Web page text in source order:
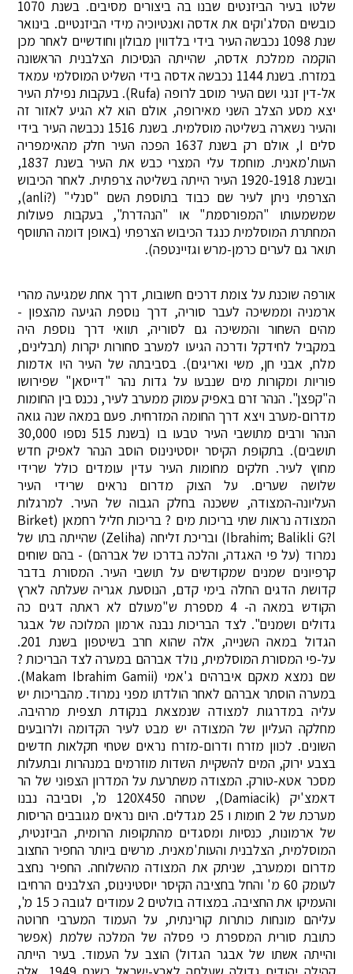
שלטו בעיר הביזנטים שבנו בה ביצורים מסיבים. בשנת 1070
כובשים הסלג'וקים את אדסה ואנטיוכיה מידי הביזנטיים. בינואר
שנת 1098 נכבשה העיר בידי בלדווין מבולון וחודשיים לאחר מכן
הוקמה ממלכת אדסה, שהייתה הנסיכות הצלבנית הראשונה
במזרח. בשנת 1144 נכבשה אדסה בידי השליט המוסלמי עמאד
אל-דין זנגי ושם העיר מוסב לרופה (Rufa). בעקבות נפילת העיר
יצא מסע הצלב השני מאירופה, אולם הוא לא הגיע לאזור זה
והעיר נשארה בשליטה מוסלמית. בשנת 1516 נכבשה העיר בידי
סלים I, אולם רק בשנת 1637 הפכה העיר חלק מהאימפריה
העות'מאנית. מוחמד עלי המצרי כבש את העיר בשנת 1837,
ובשנת 1920-1918 העיר הייתה בשליטה צרפתית. לאחר הכיבוש
הצרפתי ניתן לעיר שם כבוד בתוספת השם "סנלי" (?anli),
שמשמעותו "המפורסמת" או "הנהדרת", בעקבות פעולות
המחתרת המוסלמית כנגד הכיבוש הצרפתי (באופן דומה התווסף
תואר גם לערים כרמן-מרש וגזיינטפה).
אורפה שוכנת על צומת דרכים חשובות, דרך אחת שמגיעה מהרי
ארמניה וממשיכה לעבר סוריה, דרך נוספת הגיעה מהצפון -
מהים השחור והמשיכה גם לסוריה, תוואי דרך נוספת היה
במקביל לחידקל ודרכה הגיעו למערב סחורות יקרות (תבלינים,
מלח, אבני חן, משי ואריגים). בסביבתה של העיר היו אדמות
פוריות ומקורות מים שנבעו על גדות נהר "דייסאן" שפירושו
ה"קפצן". הנהר זרם באפיק עמוק ממערב לעיר, נכנס בין החומות
מדרום-מערב ויצא דרך החומה המזרחית. פעם במאה שנה גואה
הנהר ורבים מתושבי העיר טבעו בו (בשנת 515 נספו 30,000
תושבים). בתקופת הקיסר יוסטינינוס הוסב הנהר לאפיק חדש
מחוץ לעיר. חלקים מחומות העיר עדין עומדים כולל שרידי
שלושה שערים. על הצוק מדרום נראים שרידי העיר
העליונה-המצודה, ששכנה בחלק הגבוה של העיר. למרגלות
המצודה נראות שתי בריכות מים ? בריכות חליל רחמאן (Birket
Ibrahim; Balikli G?l) ובריכת זליחה (Zeliha) שהייתה בתו של
נמרוד (על פי האגדה, והלכה בדרכו של אברהם) - בהם שוחים
קרפיונים שמנים שמקודשים על תושבי העיר. המסורת בדבר
קדושת הדגים החלה בימי קדם, הנוסעת אגריה שעלתה לארץ
הקודש במאה ה- 4 מספרת ש"מעולם לא ראתה דגים כה
גדולים ושמנים". לצד הבריכות נבנה ארמון המלוכה של אבגר
הגדול במאה השנייה, אלה שהוא חרב בשיטפון בשנת 201.
על-פי המסורת המוסלמית, נולד אברהם במערה לצד הבריכות ?
שם נמצא מאקם איברהים ג'אמי (Makam Ibrahim Gamii).
במערה הוסתר אברהם לאחר הולדתו מפני נמרוד. מהבריכות יש
עליה במדרגות למצודה שנמצאת בנקודת תצפית מרהיבה.
מחלקה העליון של המצודה יש מבט לעיר הקדומה ולרובעים
השונים. לכוון מזרח ודרום-מזרח נראים שטחי חקלאות חדשים
בצבע ירוק, המים להשקיית השדות מוזרמים במנהרות ובתעלות
מסכר אטא-טורק. המצודה משתרעת על המדרון הצפוני של הר
דאמצ'יק (Damiacik), שטחה 120X450 מ', וסביבה נבנו
מערכת של 2 חומות ו 25 מגדלים. היום נראים מגובבים הריסות
של ארמונות, כנסיות ומסגדים מהתקופות הרומית, הביזנטית,
המוסלמית, הצלבנית והעות'מאנית. מרשים ביותר החפיר החצוב
מדרום וממערב, שניתק את המצודה מהשלוחה. החפיר נחצב
לעומק 60 מ' והחל בחציבה הקיסר יוסטינינוס, הצלבנים הרחיבו
והעמיקו את החציבה. במצודה בולטים 2 עמודים לגובה כ 15 מ',
עליהם מונחות כותרות קורינתית, על העמוד המערבי חרוטה
כתובת סורית המספרת כי פסלה של המלכה שלמת (אפשר
והייתה אשתו של אבגר הגדול) הוצב על העמוד. בעיר הייתה